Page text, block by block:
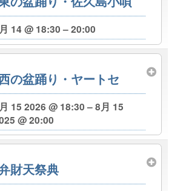
14 @ 18:30 – 20:00
の盆踊り・ヤートセ
15 2026 @ 18:30 – 8月 15
@ 20:00
財天祭典